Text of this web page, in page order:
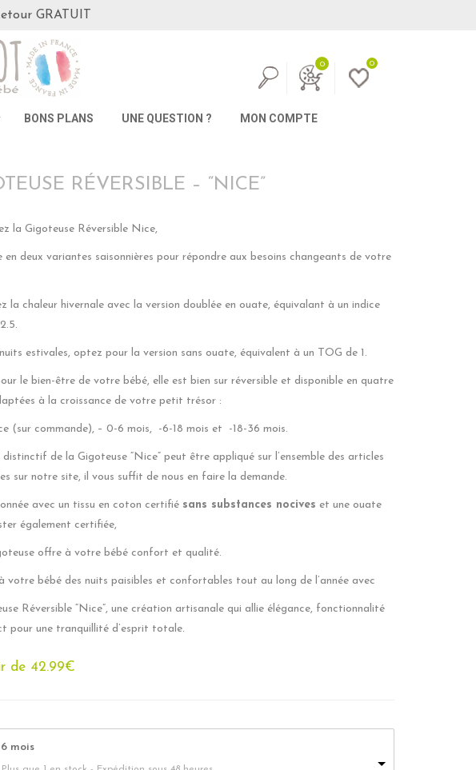
GRATUIT
BONS PLANS UNE QUESTION ? MON COMPTE
0 0
RÉVERSIBLE – “NICE”
la Gigoteuse Réversible Nice,
en deux variantes saisonnières pour répondre aux besoins changeants de votre
la chaleur hivernale avec la version doublée en ouate, équivalant à un indice
estivales, optez pour la version sans ouate, équivalent à un TOG de 1.
le bien-être de votre bébé, elle est bien sur réversible et disponible en quatre
à la croissance de votre petit trésor :
(sur commande), – 0-6 mois, -6-18 mois et -18-36 mois.
de la Gigoteuse “Nice” peut être appliqué sur l’ensemble des articles
sur notre site, il vous suffit de nous en faire la demande.
avec un tissu en coton certifié sans substances nocives et une ouate
également certifiée,
offre à votre bébé confort et qualité.
votre bébé des nuits paisibles et confortables tout au long de l’année avec
Réversible “Nice”, une création artisanale qui allie élégance, fonctionnalité
pour une tranquillité d’esprit totale.
de 42.99€
mois